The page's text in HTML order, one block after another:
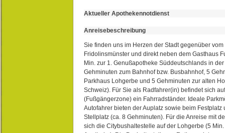
Aktueller Apothekennotdienst
Anreisebeschreibung
Sie finden uns im Herzen der Stadt gegenüber
Fridolinsmünster und direkt neben dem Gasthaus
Min. zur 1. Genußapotheke Süddeutschlands in
Gehminuten zum Bahnhof bzw. Busbahnhof, 5
Parkhaus Lohgerbe und 5 Gehminuten zur alten
Schweiz). Für Sie als Radfahrer(in) befindet sich
(Fußgängerzone) ein Fahrradständer. Ideale
Autofahrer bieten der Auplatz sowie beim Festplatz
Stellplatz (ca. 8 Gehminuten). Für die Anreise mit
sich die Citybushaltestelle auf der Lohgerbe (5